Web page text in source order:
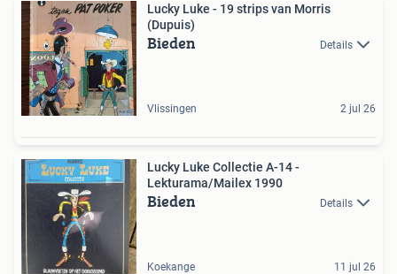
Lucky Luke - 19 strips van Morris
(Dupuis)
Bieden Details
Vlissingen 2 jul 26
Lucky Luke Collectie A-14 -
Lekturama/Mailex 1990
Bieden Details
Koekange 11 jul 26